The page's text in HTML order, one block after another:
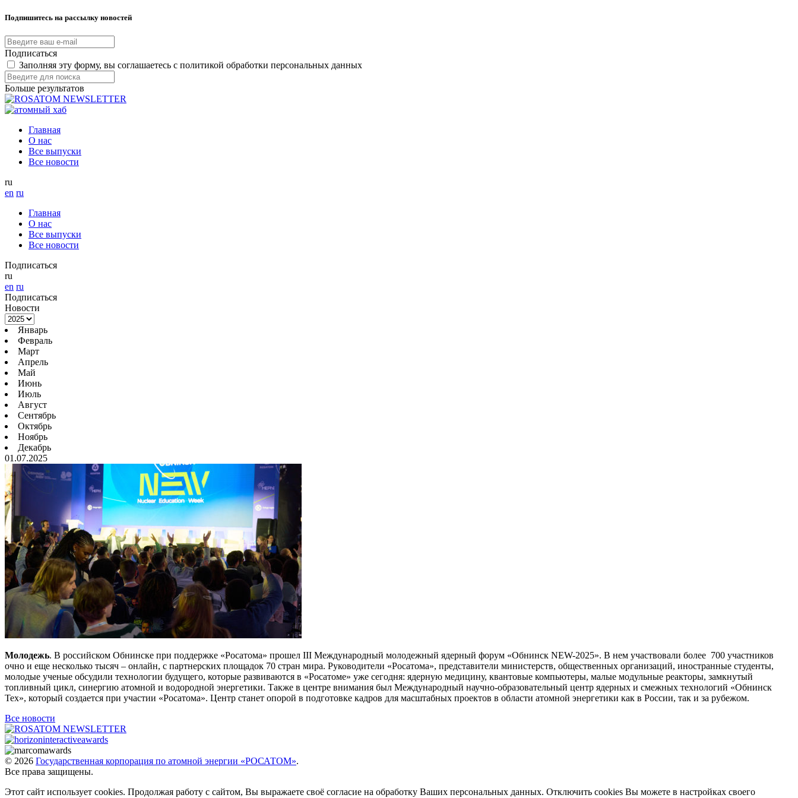
Подпишитесь на рассылку новостей
Подписаться
Заполняя эту форму, вы соглашаетесь с политикой обработки персональных данных
Больше результатов
Главная
О нас
Все выпуски
Все новости
ru
en ru
Главная
О нас
Все выпуски
Все новости
Подписаться
ru
en ru
Подписаться
Новости
Январь
Февраль
Март
Апрель
Май
Июнь
Июль
Август
Сентябрь
Октябрь
Ноябрь
Декабрь
01.07.2025
Молодежь. В российском Обнинске при поддержке «Росатома» прошел III Международный молодежный ядерный форум «Обнинск NEW-2025». В нем участвовали более 700 участников
очно и еще несколько тысяч – онлайн, с партнерских площадок 70 стран мира. Руководители «Росатома», представители министерств, общественных организаций, иностранные студенты,
молодые ученые обсудили технологии будущего, которые развиваются в «Росатоме» уже сегодня: ядерную медицину, квантовые компьютеры, малые модульные реакторы, замкнутый
топливный цикл, синергию атомной и водородной энергетики. Также в центре внимания был Международный научно-образовательный центр ядерных и смежных технологий «Обнинск
Тех», который создается при участии «Росатома». Центр станет опорой в подготовке кадров для масштабных проектов в области атомной энергетики как в России, так и за рубежом.
Все новости
© 2026 Государственная корпорация по атомной энергии «РОСАТОМ».
Все права защищены.
Этот сайт использует cookies. Продолжая работу с сайтом, Вы выражаете своё согласие на обработку Ваших персональных данных. Отключить cookies Вы можете в настройках своего